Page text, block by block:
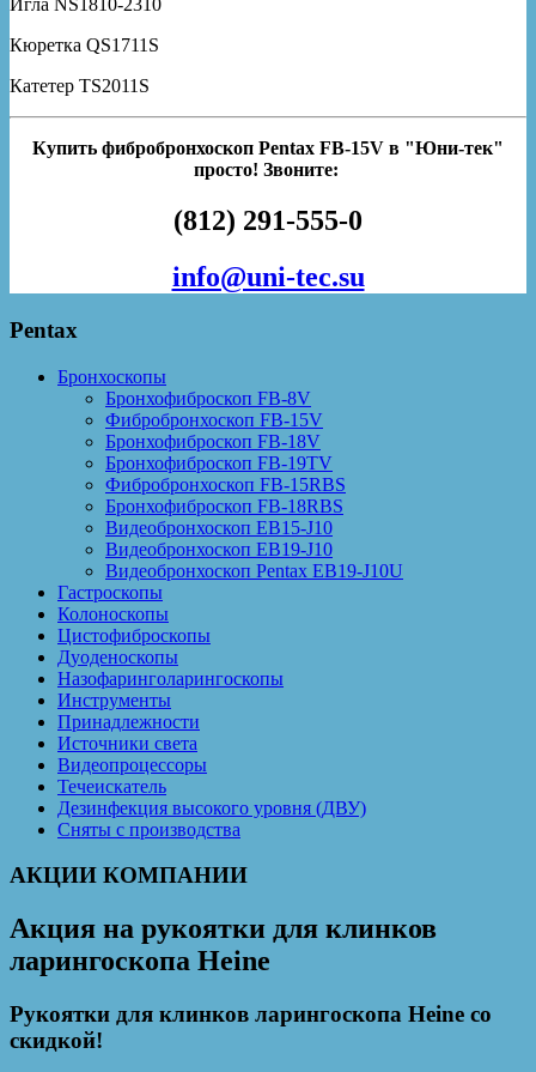
Игла NS1810-2310
Кюретка QS1711S
Катетер TS2011S
Купить фибробронхоскоп Pentax FB-15V в "Юни-тек"
просто! Звоните:
(812) 291-555-0
info@uni-tec.su
Pentax
Бронхоскопы
Бронхофиброскоп FB-8V
Фибробронхоскоп FB-15V
Бронхофиброскоп FB-18V
Бронхофиброскоп FB-19TV
Фибробронхоскоп FB-15RBS
Бронхофиброскоп FB-18RBS
Видеобронхоскоп EB15-J10
Видеобронхоскоп EB19-J10
Видеобронхоскоп Pentax EB19-J10U
Гастроскопы
Колоноскопы
Цистофиброскопы
Дуоденоскопы
Назофаринголарингоскопы
Инструменты
Принадлежности
Источники света
Видеопроцессоры
Течеискатель
Дезинфекция высокого уровня (ДВУ)
Сняты с производства
АКЦИИ КОМПАНИИ
Акция на рукоятки для клинков
ларингоскопа Heine
Рукоятки для клинков ларингоскопа Heine со
скидкой!